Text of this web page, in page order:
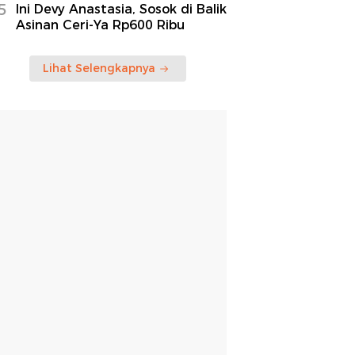
Ini Devy Anastasia, Sosok di Balik
Asinan Ceri-Ya Rp600 Ribu
Lihat Selengkapnya